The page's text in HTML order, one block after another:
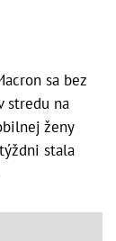
sa bez
stredu na
ženy
stala